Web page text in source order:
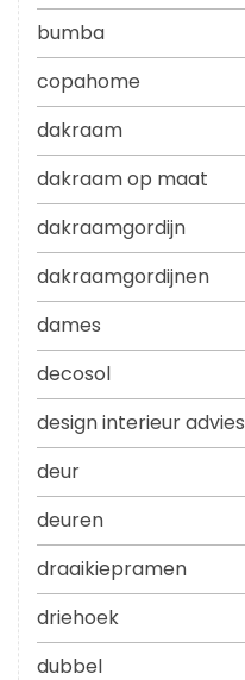
bumba
copahome
dakraam
dakraam op maat
dakraamgordijn
dakraamgordijnen
dames
decosol
design interieur advies
deur
deuren
draaikiepramen
driehoek
dubbel